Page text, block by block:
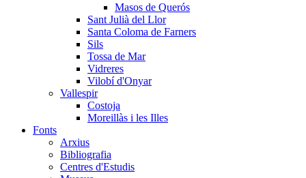
Masos de Querós
Sant Julià del Llor
Santa Coloma de Farners
Sils
Tossa de Mar
Vidreres
Vilobí d'Onyar
Vallespir
Costoja
Moreillàs i les Illes
Fonts
Arxius
Bibliografia
Centres d'Estudis